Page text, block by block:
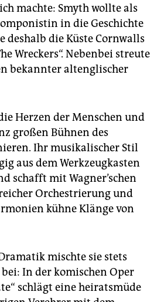
machte: Smyth wollte als
in die Geschichte
deshalb die Küste Cornwalls
Wreckers“. Nebenbei streute
bekannter altenglischer
Herzen der Menschen und
großen Bühnen des
Ihr musikalischer Stil
aus dem Werkzeugkasten
schafft mit Wagner’schen
Orchestrierung und
kühne Klänge von
mischte sie stets
In der komischen Oper
schlägt eine heiratsmüde